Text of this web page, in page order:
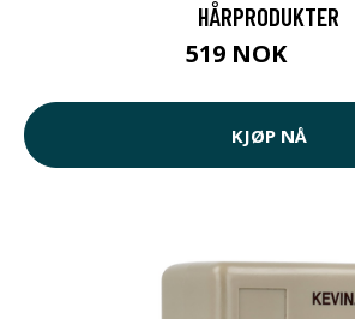
HÅRPRODUKTER
519 NOK
KJØP NÅ